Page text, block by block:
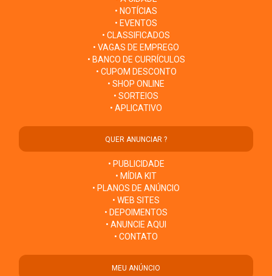
• NOTÍCIAS
• EVENTOS
• CLASSIFICADOS
• VAGAS DE EMPREGO
• BANCO DE CURRÍCULOS
• CUPOM DESCONTO
• SHOP ONLINE
• SORTEIOS
• APLICATIVO
QUER ANUNCIAR ?
• PUBLICIDADE
• MÍDIA KIT
• PLANOS DE ANÚNCIO
• WEB SITES
• DEPOIMENTOS
• ANUNCIE AQUI
• CONTATO
MEU ANÚNCIO